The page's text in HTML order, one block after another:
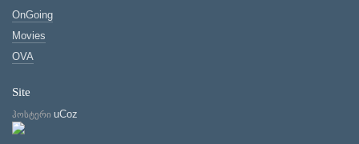
OnGoing
Movies
OVA
Site
ჰოსტერი uCoz